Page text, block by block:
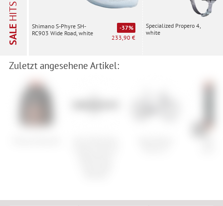
SALE
HITS
Shimano S-Phyre SH-
RC903 Wide Road, white
-37%
233,90 €
Specialized Propero 4,
white
Zuletzt angesehene Artikel: